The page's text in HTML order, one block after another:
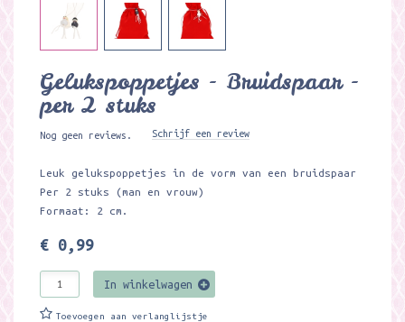
Gelukspoppetjes - Bruidspaar -
per 2 stuks
Nog geen reviews. Schrijf een review
Leuk gelukspoppetjes in de vorm van een bruidspaar
Per 2 stuks (man en vrouw)
Formaat: 2 cm.
€ 0,99
In winkelwagen
Toevoegen aan verlanglijstje